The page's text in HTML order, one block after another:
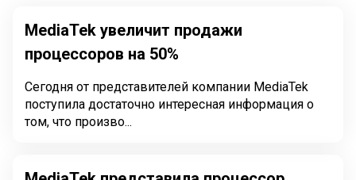
MediaTek увеличит продажи
процессоров на 50%
Сегодня от представителей компании MediaTek
поступила достаточно интересная информация о
том, что произво...